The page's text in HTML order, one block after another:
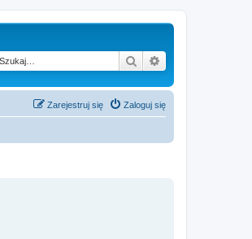
Szukaj
Zaloguj się
Zarejestruj się